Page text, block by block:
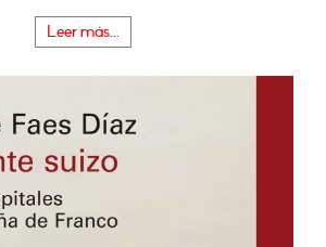
Leer más...